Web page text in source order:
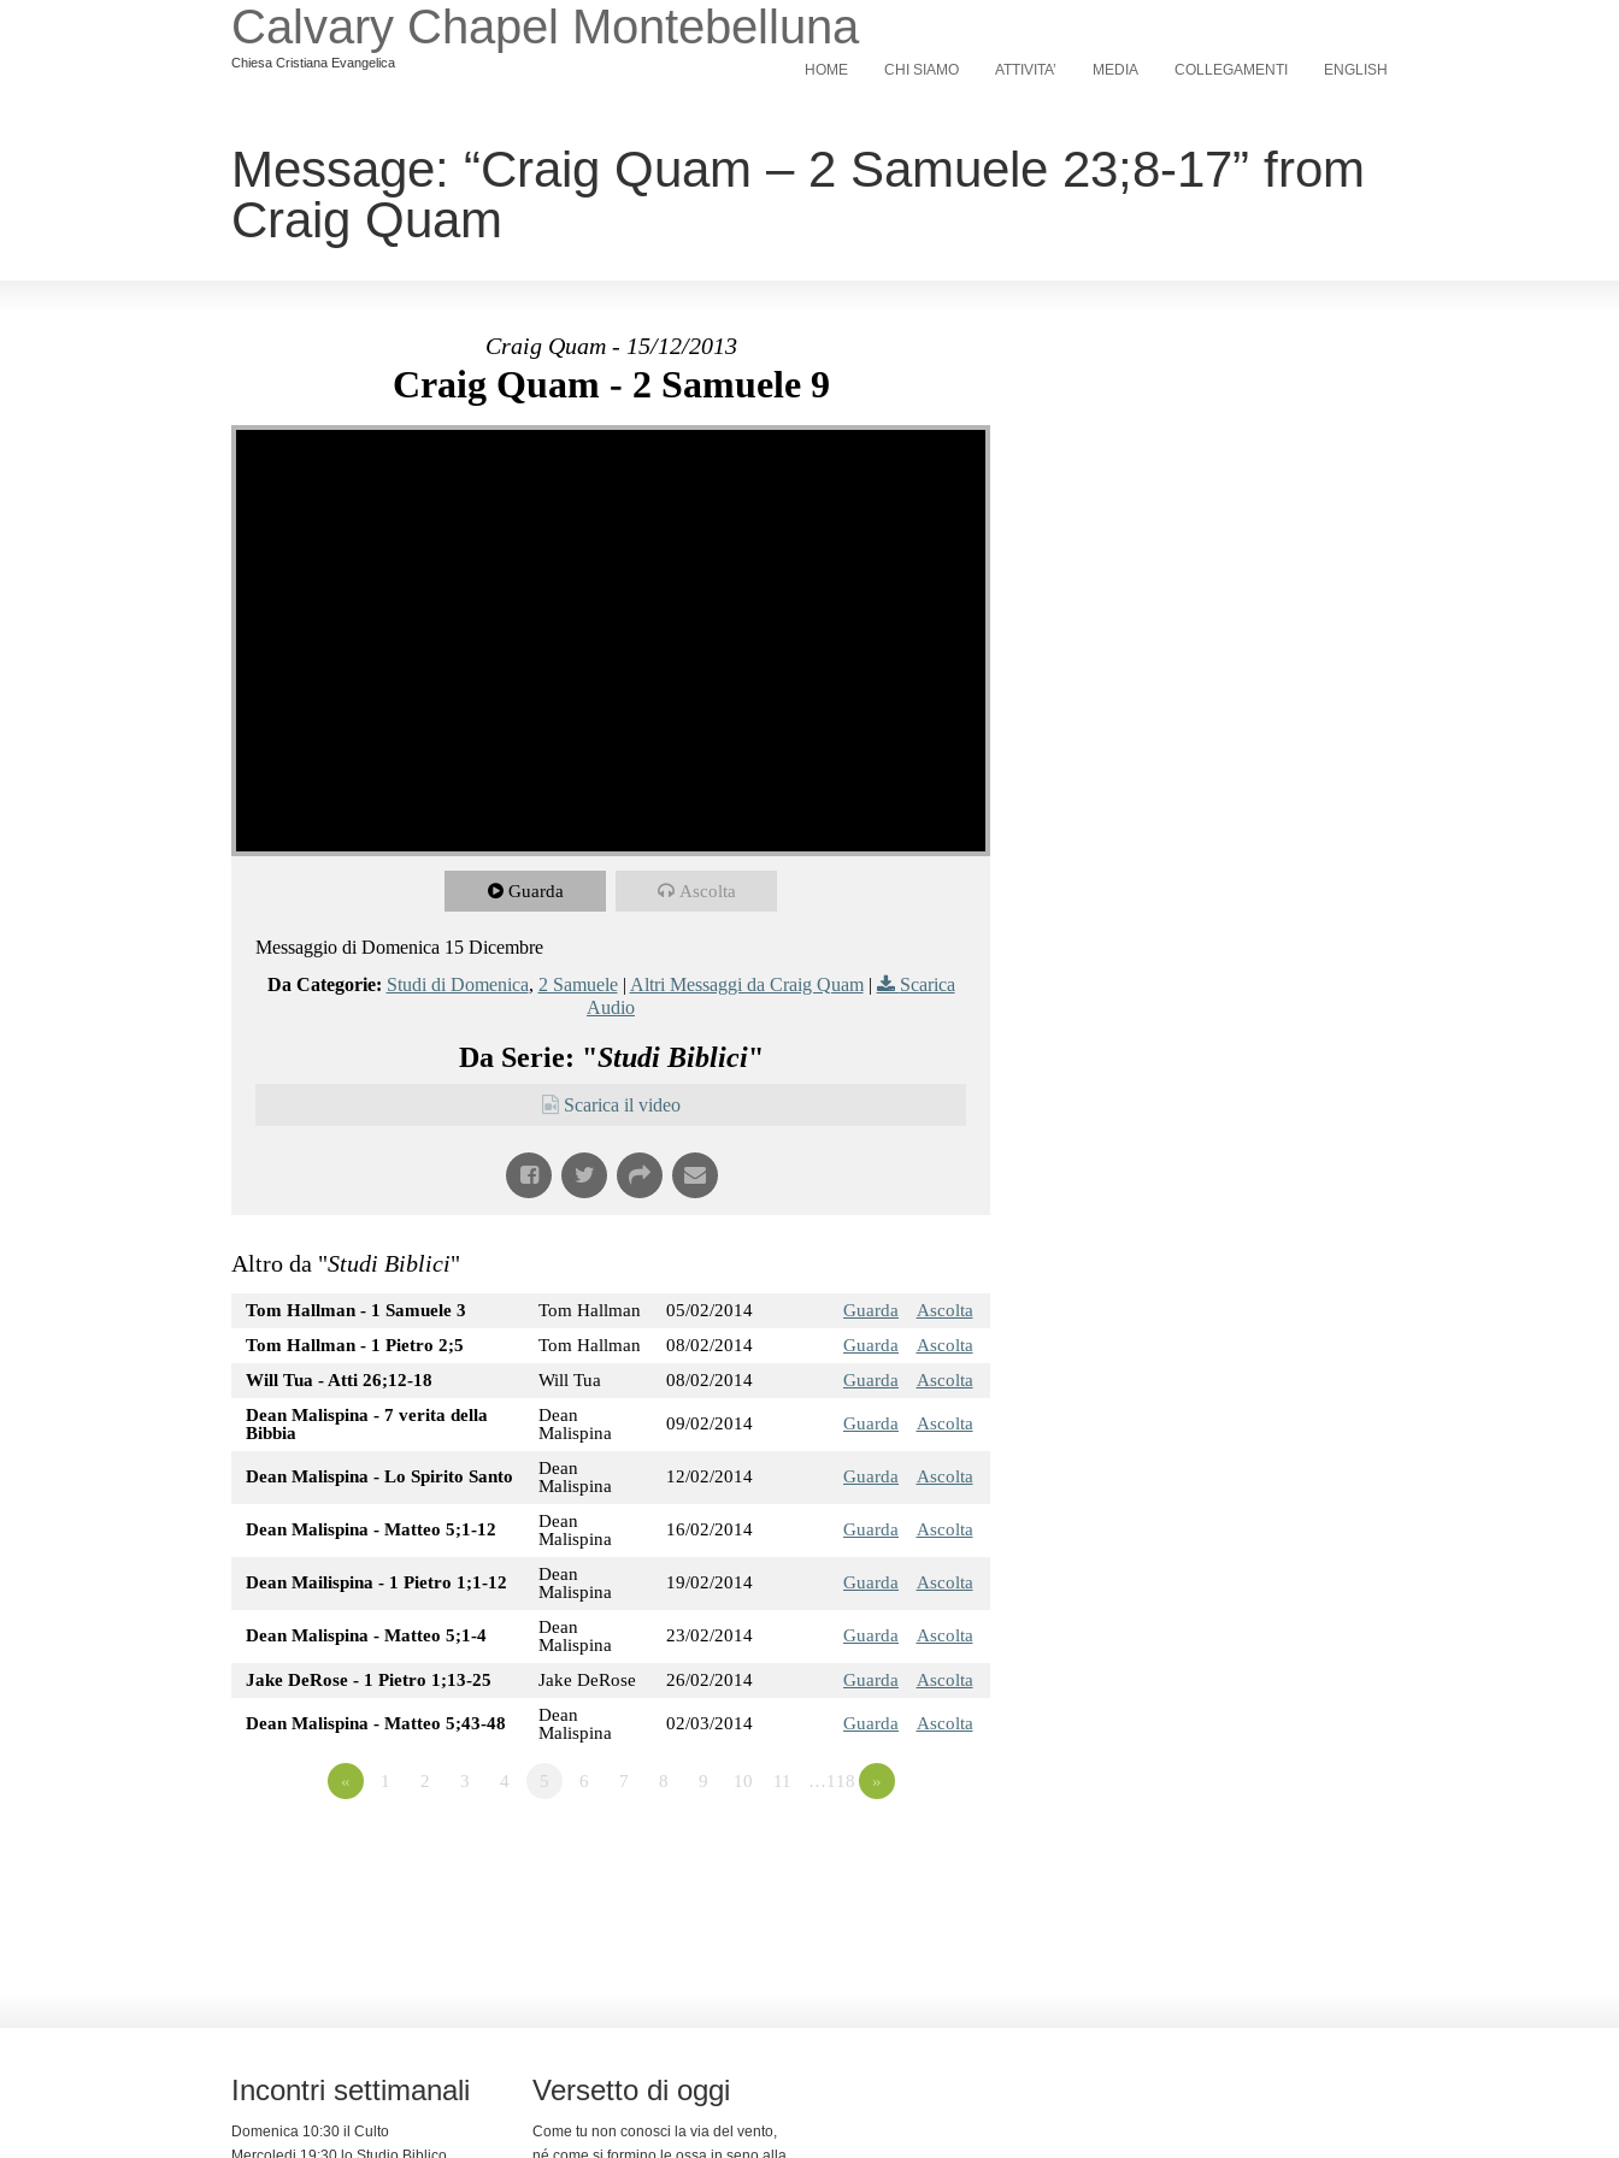
Calvary Chapel Montebelluna
Chiesa Cristiana Evangelica HOME CHI SIAMO ATTIVITA’ MEDIA COLLEGAMENTI ENGLISH
Message: “Craig Quam – 2 Samuele 23;8-17” from
Craig Quam
Craig Quam - 15/12/2013
Craig Quam - 2 Samuele 9
Guarda Ascolta
Messaggio di Domenica 15 Dicembre
Da Categorie: Studi di Domenica, 2 Samuele| Altri Messaggi da Craig Quam|
Scarica
Audio
Da Serie: "Studi Biblici"
Scarica il video
Altro da "Studi Biblici"
Tom Hallman - 1 Samuele 3 Tom Hallman 05/02/2014 Guarda
Ascolta
Tom Hallman - 1 Pietro 2;5
Tom Hallman 08/02/2014 Guarda
Ascolta
Will Tua - Atti 26;12-18
Will Tua 08/02/2014 Guarda
Ascolta
Dean Malispina - 7 verita della
Bibbia
Dean
Malispina
09/02/2014 Guarda Ascolta
Dean Malispina - Lo Spirito Santo
Dean
Malispina
12/02/2014 Guarda Ascolta
Dean Malispina - Matteo 5;1-12
Dean
Malispina
16/02/2014 Guarda Ascolta
Dean Mailispina - 1 Pietro 1;1-12
Dean
Malispina
19/02/2014 Guarda Ascolta
Dean Malispina - Matteo 5;1-4
Dean
Malispina
23/02/2014 Guarda Ascolta
Jake DeRose - 1 Pietro 1;13-25 Jake DeRose 26/02/2014 Guarda Ascolta
Dean Malispina - Matteo 5;43-48
Dean
Malispina
02/03/2014 Guarda Ascolta
« 1 2 3 4 5 6 7 8 9 10 11 …118 »
Incontri settimanali
Domenica 10:30 il Culto
Versetto di oggi
Come tu non conosci la via del vento,